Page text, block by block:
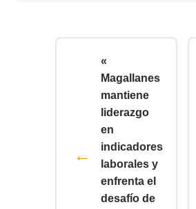
«
Magallanes
mantiene
liderazgo
en
indicadores
laborales y
enfrenta el
desafío de